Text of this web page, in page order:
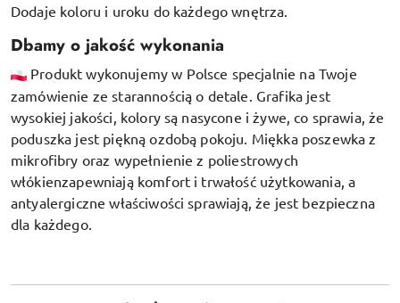
Dodaje koloru i uroku do każdego wnętrza.
Dbamy o jakość wykonania
Produkt wykonujemy w Polsce specjalnie na Twoje
zamówienie ze starannością o detale. Grafika jest
wysokiej jakości, kolory są nasycone i żywe, co sprawia, że
poduszka jest piękną ozdobą pokoju. Miękka poszewka z
mikrofibry oraz wypełnienie z poliestrowych
włókienzapewniają komfort i trwałość użytkowania, a
antyalergiczne właściwości sprawiają, że jest bezpieczna
dla każdego.